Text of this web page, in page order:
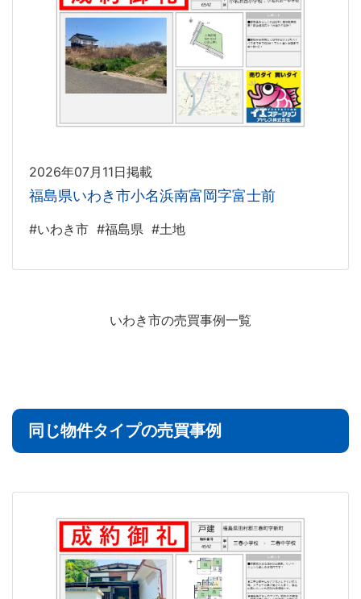
2026年07月11日掲載
福島県いわき市小名浜南富岡字富士前
#いわき市 #福島県 #土地
いわき市の売買事例一覧
同じ物件タイプの売買事例